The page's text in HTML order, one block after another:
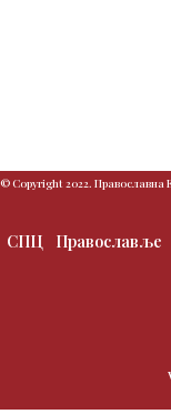
© Copyright 2022. Православна
СПЦ Православље